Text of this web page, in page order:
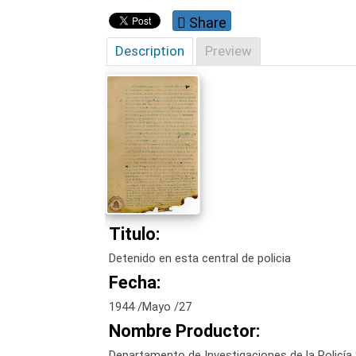
Share
Description Preview
Titulo:
Detenido en esta central de policia
Fecha:
1944 /Mayo /27
Nombre Productor: